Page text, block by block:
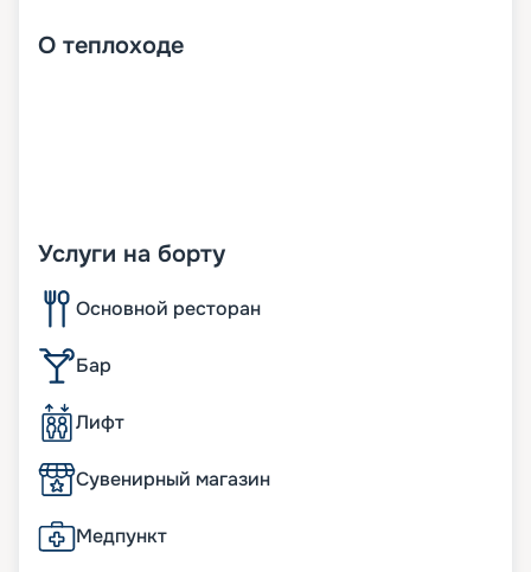
О теплоходе
Услуги на борту
Основной ресторан
Бар
Лифт
Сувенирный магазин
Медпункт